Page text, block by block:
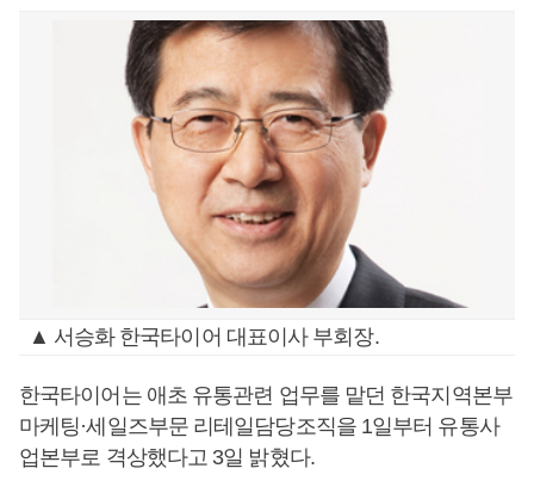
▲ 서승화 한국타이어 대표이사 부회장.
한국타이어는 애초 유통관련 업무를 맡던 한국지역본부
마케팅·세일즈부문 리테일담당조직을 1일부터 유통사
업본부로 격상했다고 3일 밝혔다.